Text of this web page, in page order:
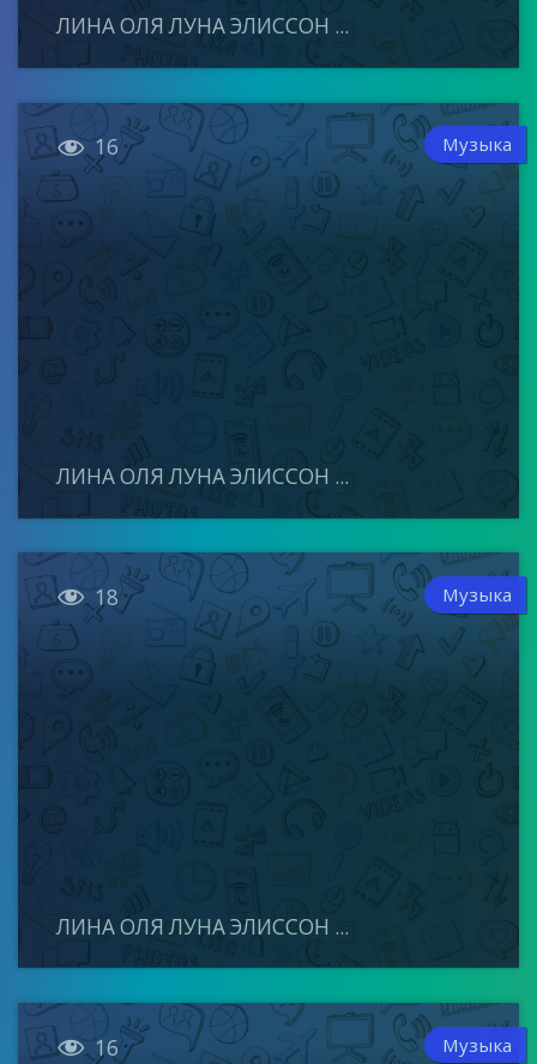
ЛИНА ОЛЯ ЛУНА ЭЛИССОН ...
 16 Музыка
ЛИНА ОЛЯ ЛУНА ЭЛИССОН ...
 18 Музыка
ЛИНА ОЛЯ ЛУНА ЭЛИССОН ...
 16 Музыка